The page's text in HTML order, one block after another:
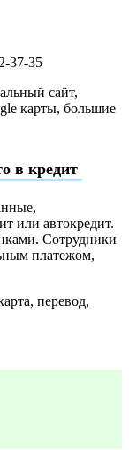
37-35
сайт,
карты, большие
в кредит
или автокредит.
Сотрудники
платежом,
перевод,